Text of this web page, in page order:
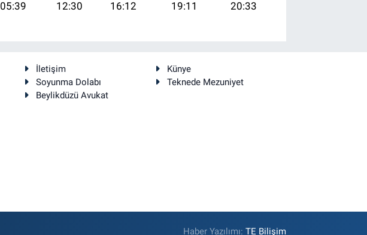
05:39 12:30 16:12 19:11 20:33
İletişim
Künye
Soyunma Dolabı
Teknede Mezuniyet
Beylikdüzü Avukat
Haber Yazılımı:TE Bilişim